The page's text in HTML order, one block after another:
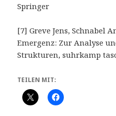
Springer
[7] Greve Jens, Schnabel
Emergenz: Zur Analyse
Strukturen, suhrkamp
TEILEN MIT: